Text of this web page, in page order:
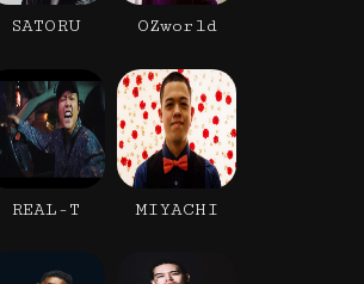
SATORU OZworld
REAL-T MIYACHI